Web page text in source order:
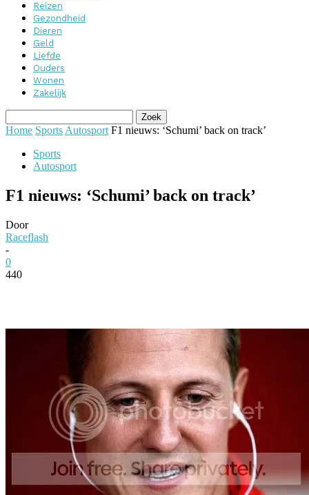
Reizen
Gezondheid
Dieren
Geld
Liefde
Ouders
Wonen
Zakelijk
Home Sports Autosport F1 nieuws: ‘Schumi’ back on track’
Sports
Autosport
F1 nieuws: ‘Schumi’ back on track’
Door
Raceflash
-
0
440